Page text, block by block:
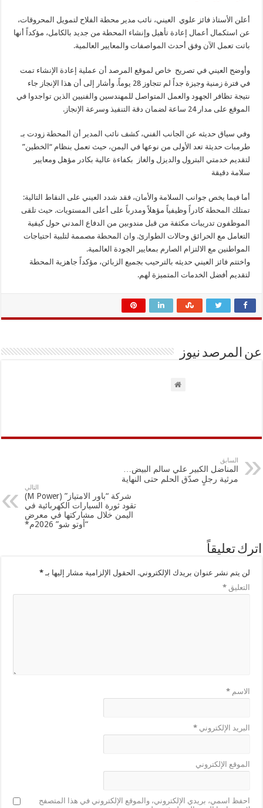
أعلن الأستاذ فائز علوي العيني، نائب مدير محطة الفلاح لتمويل المحروقات،
عن استكمال أعمال إعادة تأهيل وإنشاء المحطة من جديد بالكامل، مؤكداً أنها
باتت تعمل الآن وفق أحدث المواصفات والمعايير العالمية.
وأوضح العيني في تصريح خاص لموقع المرصد أن عملية إعادة الإنشاء تمت
في فترة زمنية وجيزة جداً لم تتجاوز 28 يوماً. وأشار إلى أن هذا الإنجاز جاء
نتيجة تظافر الجهود والعمل المتواصل للمهندسين والفنيين الذين تواجدوا في
الموقع على مدار 24 ساعة لضمان دقة التنفيذ وسرعة الإنجاز.
وفي سياق حديثه عن الجانب الفني، كشف نائب المدير أن المحطة زودت بـ
طرمبات حديثة تعد الأولى من نوعها في اليمن، حيث تعمل بنظام “الخطين”
لتقديم خدمتي البترول والديزل والغاز بكفاءة عالية بكادر مؤهل ومعايير
سلامة دقيقة
أما فيما يخص جوانب السلامة والأمان، فقد شدد العيني على النقاط التالية:
تمتلك المحطة كادراً وظيفياً مؤهلاً ومدرباً على أعلى المستويات. حيث تلقى
الموظفون تدريبات مكثفة من قبل مندوبين من الدفاع المدني حول كيفية
التعامل مع الحرائق وحالات الطوارئ. وان المحطة مصممة لتلبية احتياجات
المواطنين مع الالتزام الصارم بمعايير الجودة العالمية.
واختتم فائز العيني حديثه بالترحيب بجميع الزبائن، مؤكداً جاهزية المحطة
لتقديم أفضل الخدمات المتميزة لهم.
عن المرصد نيوز
السابق
المناضل الكبير علي سالم البيض…
مرثية رجلٍ صدّق الحلم حتى النهاية
التالي
شركة “باور الامتياز” (M Power)
تقود ثورة السيارات الكهربائية في
اليمن خلال مشاركتها في معرض
“أوتو شو” 2026م*
اترك تعليقاً
لن يتم نشر عنوان بريدك الإلكتروني. الحقول الإلزامية مشار إليها بـ*
التعليق*
الاسم*
البريد الإلكتروني*
الموقع الإلكتروني
احفظ اسمي، بريدي الإلكتروني، والموقع الإلكتروني في هذا المتصفح